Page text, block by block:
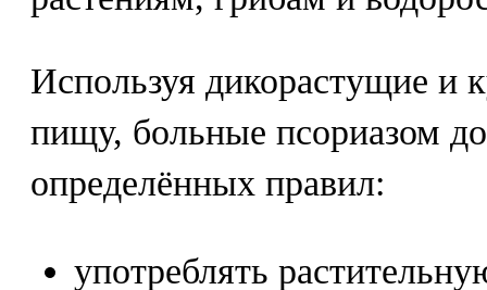
Используя дикорастущие и
пищу, больные псориазом
определённых правил:
употреблять